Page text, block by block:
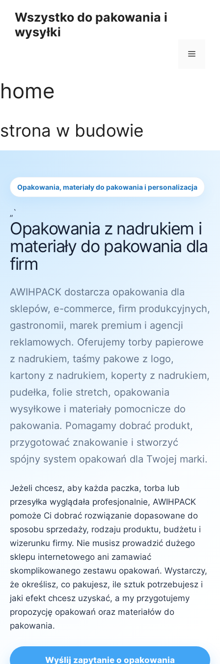
treści
Wszystko do pakowania i
wysyłki
Menu
home
strona w budowie
Opakowania, materiały do pakowania i personalizacja
„`
Opakowania z nadrukiem i
materiały do pakowania dla
firm
AWIHPACK dostarcza opakowania dla
sklepów, e-commerce, firm produkcyjnych,
gastronomii, marek premium i agencji
reklamowych. Oferujemy torby papierowe
z nadrukiem, taśmy pakowe z logo,
kartony z nadrukiem, koperty z nadrukiem,
pudełka, folie stretch, opakowania
wysyłkowe i materiały pomocnicze do
pakowania. Pomagamy dobrać produkt,
przygotować znakowanie i stworzyć
spójny system opakowań dla Twojej marki.
Jeżeli chcesz, aby każda paczka, torba lub
przesyłka wyglądała profesjonalnie, AWIHPACK
pomoże Ci dobrać rozwiązanie dopasowane do
sposobu sprzedaży, rodzaju produktu, budżetu i
wizerunku firmy. Nie musisz prowadzić dużego
sklepu internetowego ani zamawiać
skomplikowanego zestawu opakowań. Wystarczy,
że określisz, co pakujesz, ile sztuk potrzebujesz i
jaki efekt chcesz uzyskać, a my przygotujemy
propozycję opakowań oraz materiałów do
pakowania.
Wyślij zapytanie o opakowania